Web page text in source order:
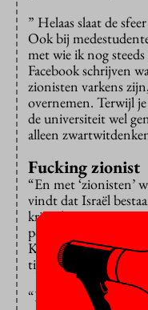
” Helaas slaat de
Ook bij
met wie ik nog
Facebook schrijven
zionisten varkens
overnemen. Terwijl
de universiteit wel
alleen
Fucking zionist
“En met ‘zionisten’
vindt dat Israël
kritisch zijn ten
politicologie David
Krouwels
tijdens een gesprek
“Het is nu de trend